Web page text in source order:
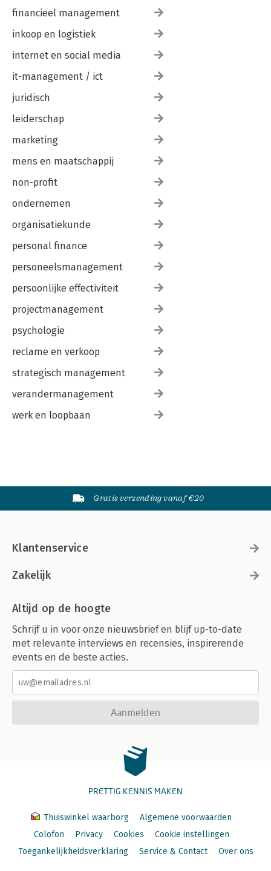
financieel management
inkoop en logistiek
internet en social media
it-management / ict
juridisch
leiderschap
marketing
mens en maatschappij
non-profit
ondernemen
organisatiekunde
personal finance
personeelsmanagement
persoonlijke effectiviteit
projectmanagement
psychologie
reclame en verkoop
strategisch management
verandermanagement
werk en loopbaan
Gratis verzending vanaf €20
Klantenservice
Zakelijk
Altijd op de hoogte
Schrijf u in voor onze nieuwsbrief en blijf up-to-date
met relevante interviews en recensies, inspirerende
events en de beste acties.
Aanmelden
PRETTIG KENNIS MAKEN
Thuiswinkel waarborg
Algemene voorwaarden
Colofon
Privacy Cookies
Cookie instellingen
Toegankelijkheidsverklaring
Service & Contact Over ons